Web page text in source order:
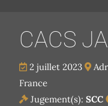
CACS
2 juillet 2023
France
Jugement(s): SCC